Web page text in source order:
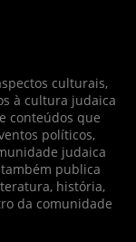
culturais,
à cultura judaica
conteúdos que
políticos,
judaica
publica
história,
da comunidade